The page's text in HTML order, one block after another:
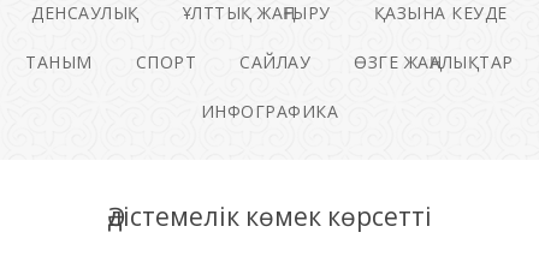
ДЕНСАУЛЫҚ ҰЛТТЫҚ ЖАҢҒЫРУ ҚАЗЫНА КЕУДЕ
ТАНЫМ СПОРТ САЙЛАУ ӨЗГЕ ЖАҢАЛЫҚТАР
ИНФОГРАФИКА
Әдістемелік көмек көрсетті